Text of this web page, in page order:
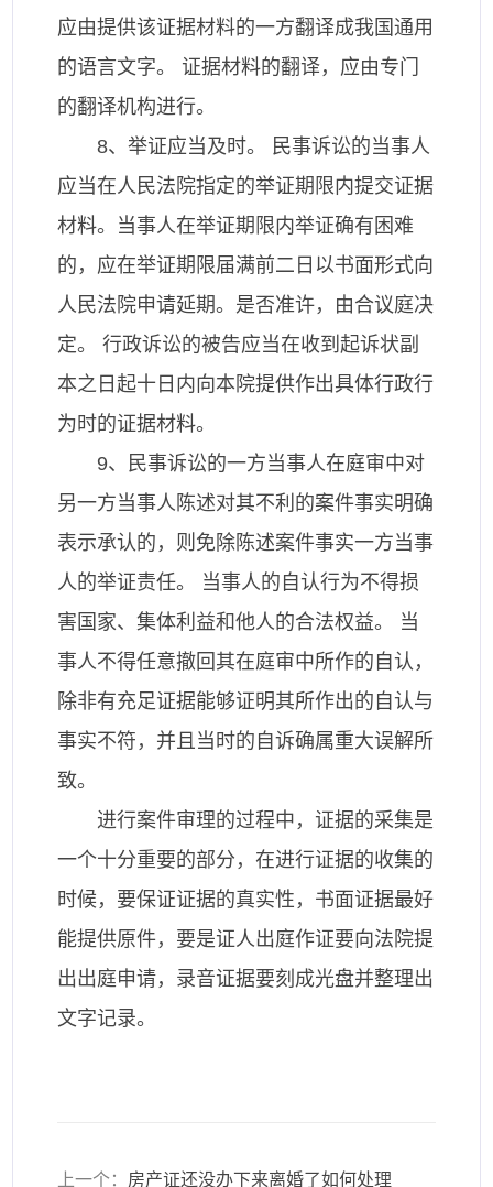
应由提供该证据材料的一方翻译成我国通用
的语言文字。 证据材料的翻译，应由专门
的翻译机构进行。
8、举证应当及时。 民事诉讼的当事人
应当在人民法院指定的举证期限内提交证据
材料。当事人在举证期限内举证确有困难
的，应在举证期限届满前二日以书面形式向
人民法院申请延期。是否准许，由合议庭决
定。 行政诉讼的被告应当在收到起诉状副
本之日起十日内向本院提供作出具体行政行
为时的证据材料。
9、民事诉讼的一方当事人在庭审中对
另一方当事人陈述对其不利的案件事实明确
表示承认的，则免除陈述案件事实一方当事
人的举证责任。 当事人的自认行为不得损
害国家、集体利益和他人的合法权益。 当
事人不得任意撤回其在庭审中所作的自认，
除非有充足证据能够证明其所作出的自认与
事实不符，并且当时的自诉确属重大误解所
致。
进行案件审理的过程中，证据的采集是
一个十分重要的部分，在进行证据的收集的
时候，要保证证据的真实性，书面证据最好
能提供原件，要是证人出庭作证要向法院提
出出庭申请，录音证据要刻成光盘并整理出
文字记录。
上一个： 房产证还没办下来离婚了如何处理